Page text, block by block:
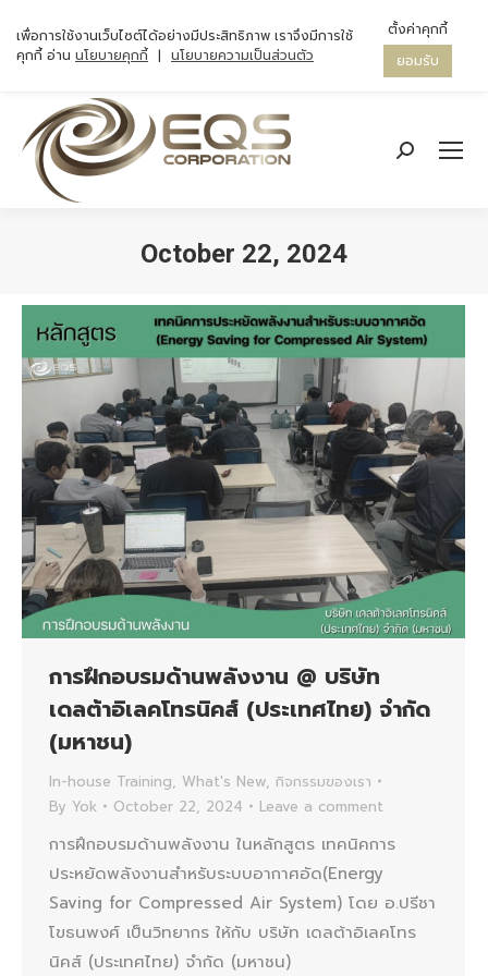
Search:
October 22, 2024
การฝึกอบรมด้านพลังงาน @ บริษัท
เดลต้าอิเลคโทรนิคส์ (ประเทศไทย) จำกัด
(มหาชน)
In-house Training, What's New, กิจกรรมของเรา
By Yok October 22, 2024 Leave a comment
การฝึกอบรมด้านพลังงาน ในหลักสูตร เทคนิคการ
ประหยัดพลังงานสำหรับระบบอากาศอัด(Energy
Saving for Compressed Air System) โดย อ.ปรีชา
โขธนพงศ์ เป็นวิทยากร ให้กับ บริษัท เดลต้าอิเลคโทร
นิคส์ (ประเทศไทย) จำกัด (มหาชน)
เพื่อการใช้งานเว็บไซต์ได้อย่างมีประสิทธิภาพ เราจึงมีการใช้
คุกกี้ อ่าน นโยบายคุกกี้ | นโยบายความเป็นส่วนตัว
ตั้งค่าคุกกี้
ยอมรับ